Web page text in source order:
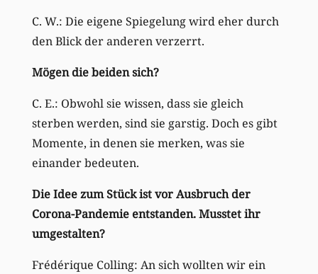
C. W.: Die eigene Spiegelung wird eher durch
den Blick der anderen verzerrt.
Mögen die beiden sich?
C. E.: Obwohl sie wissen, dass sie gleich
sterben werden, sind sie garstig. Doch es gibt
Momente, in denen sie merken, was sie
einander bedeuten.
Die Idee zum Stück ist vor Ausbruch der
Corona-Pandemie entstanden. Musstet ihr
umgestalten?
Frédérique Colling: An sich wollten wir ein